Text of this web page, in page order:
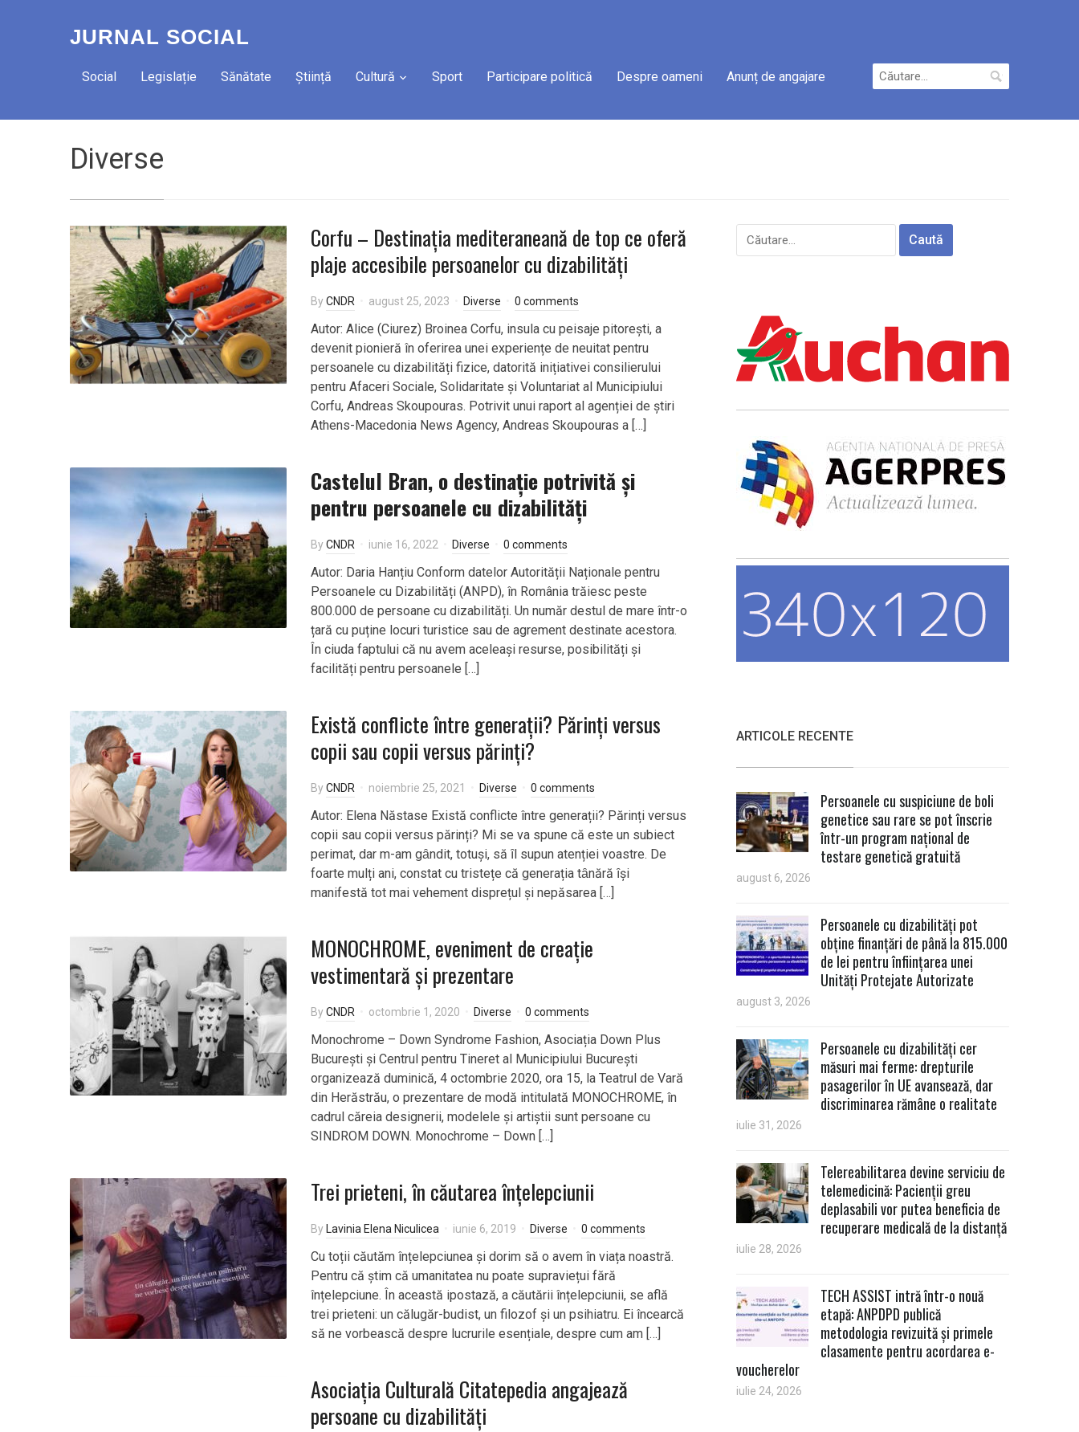
JURNAL SOCIAL
Social Legislație Sănătate Știință Cultură Sport Participare politică Despre oameni Anunț de angajare
Caută
după:
Diverse
Corfu – Destinația mediteraneană de top ce oferă
plaje accesibile persoanelor cu dizabilități
ByCNDR august 25, 2023 Diverse 0 comments
Autor: Alice (Ciurez) Broinea Corfu, insula cu peisaje pitorești, a
devenit pionieră în oferirea unei experiențe de neuitat pentru
persoanele cu dizabilități fizice, datorită inițiativei consilierului
pentru Afaceri Sociale, Solidaritate și Voluntariat al Municipiului
Corfu, Andreas Skoupouras. Potrivit unui raport al agenției de știri
Athens-Macedonia News Agency, Andreas Skoupouras a […]
Castelul Bran, o destinație potrivită și
pentru persoanele cu dizabilități
ByCNDR iunie 16, 2022 Diverse 0 comments
Autor: Daria Hanțiu Conform datelor Autorității Naționale pentru
Persoanele cu Dizabilități (ANPD), în România trăiesc peste
800.000 de persoane cu dizabilități. Un număr destul de mare într-o
țară cu puține locuri turistice sau de agrement destinate acestora.
În ciuda faptului că nu avem aceleași resurse, posibilități și
facilități pentru persoanele […]
Există conflicte între generații? Părinți versus
copii sau copii versus părinți?
ByCNDR noiembrie 25, 2021 Diverse 0 comments
Autor: Elena Năstase Există conflicte între generații? Părinți versus
copii sau copii versus părinți? Mi se va spune că este un subiect
perimat, dar m-am gȃndit, totuși, să ȋl supun atenției voastre. De
foarte mulți ani, constat cu tristețe că generația tȃnără ȋși
manifestă tot mai vehement disprețul și nepăsarea […]
MONOCHROME, eveniment de creație
vestimentară și prezentare
ByCNDR octombrie 1, 2020 Diverse 0 comments
Monochrome – Down Syndrome Fashion, Asociația Down Plus
București şi Centrul pentru Tineret al Municipiului București
organizează duminică, 4 octombrie 2020, ora 15, la Teatrul de Vară
din Herăstrău, o prezentare de modă intitulată MONOCHROME, în
cadrul căreia designerii, modelele și artiștii sunt persoane cu
SINDROM DOWN. Monochrome – Down […]
Trei prieteni, în căutarea înțelepciunii
By Lavinia Elena Niculicea iunie 6, 2019 Diverse 0 comments
Cu toții căutăm înțelepciunea și dorim să o avem în viața noastră.
Pentru că știm că umanitatea nu poate supraviețui fără
înțelepciune. În această ipostază, a căutării înțelepciunii, se află
trei prieteni: un călugăr-budist, un filozof și un psihiatru. Ei încearcă
să ne vorbească despre lucrurile esențiale, despre cum am […]
Asociația Culturală Citatepedia angajează
persoane cu dizabilități
Caută
după:
ARTICOLE RECENTE
Persoanele cu suspiciune de boli
genetice sau rare se pot înscrie
într-un program național de
testare genetică gratuită
august 6, 2026
Persoanele cu dizabilități pot
obține finanțări de până la 815.000
de lei pentru înființarea unei
Unități Protejate Autorizate
august 3, 2026
Persoanele cu dizabilități cer
măsuri mai ferme: drepturile
pasagerilor în UE avansează, dar
discriminarea rămâne o realitate
iulie 31, 2026
Telereabilitarea devine serviciu de
telemedicină: Pacienții greu
deplasabili vor putea beneficia de
recuperare medicală de la distanță
iulie 28, 2026
TECH ASSIST intră într-o nouă
etapă: ANPDPD publică
metodologia revizuită și primele
clasamente pentru acordarea e-
voucherelor
iulie 24, 2026